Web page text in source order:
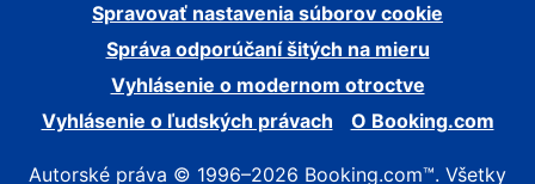
Spravovať nastavenia súborov cookie
Správa odporúčaní šitých na mieru
Vyhlásenie o modernom otroctve
Vyhlásenie o ľudských právach
O Booking.com
Autorské práva © 1996–2026 Booking.com™. Všetky